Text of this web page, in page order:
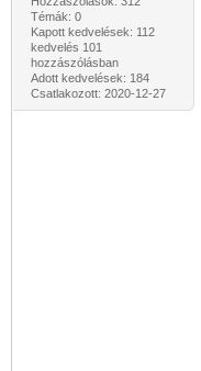
Témák: 0
Kapott kedvelések: 112
kedvelés 101
hozzászólásban
Adott kedvelések: 184
Csatlakozott: 2020-12-27